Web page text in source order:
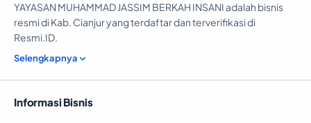
YAYASAN MUHAMMAD JASSIM BERKAH INSANI adalah bisnis
resmi di Kab. Cianjur yang terdaftar dan terverifikasi di
Resmi.ID.
Selengkapnya
Informasi Bisnis